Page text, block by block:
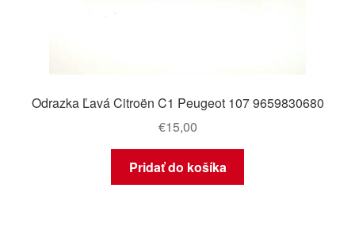
Odrazka Ľavá Citroën C1 Peugeot 107 9659830680
€15,00
Pridať do košíka